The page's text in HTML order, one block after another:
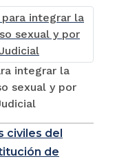
integrar la
sexual y por
civiles del
de